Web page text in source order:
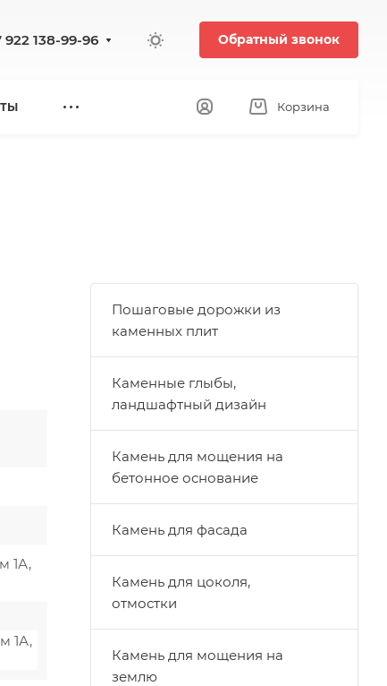
922 138-99-96 Обратный звонок
Корзина
1А,
1А,
Пошаговые дорожки из
каменных плит
Каменные глыбы,
ландшафтный дизайн
Камень для мощения на
бетонное основание
Камень для фасада
Камень для цоколя,
отмостки
Камень для мощения на
землю